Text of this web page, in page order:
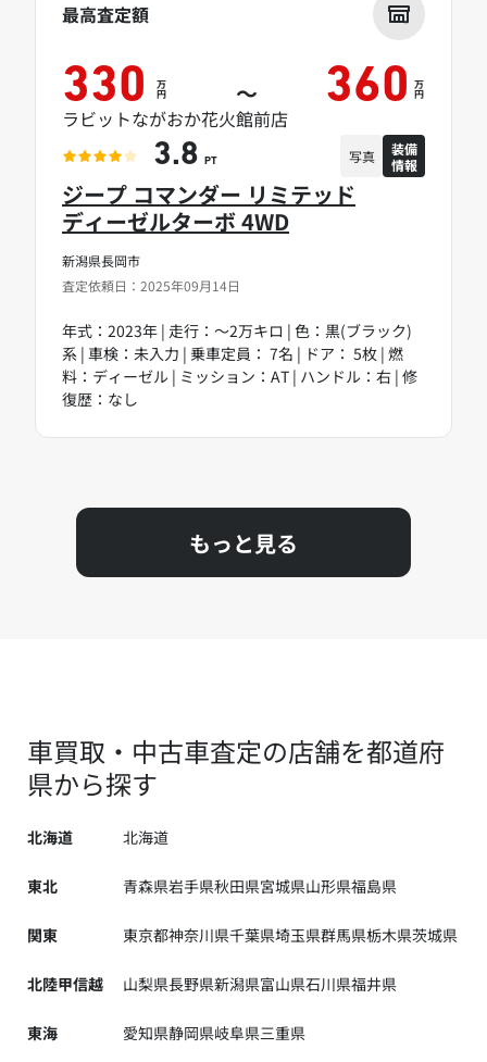
新潟県長岡市
査定依頼日：2025年09月14日
ジープ コマンダー リミテッド
ディーゼルターボ 4WD
年式：2023年 | 走行：～2万キロ | 色：黒(ブラック)
系 | 車検：未入力 | 乗車定員： 7名 | ドア： 5枚 | 燃
料：ディーゼル | ミッション：AT | ハンドル：右 | 修
復歴：なし
最高査定額
330 万
円 ～ 360 万
円
ラビットながおか花火館前店
3.8 PT 写真
装備
情報
もっと見る
車買取・中古車査定の店舗を都道府
県から探す
北海道 北海道
東北 青森県岩手県秋田県宮城県山形県福島県
関東 東京都神奈川県千葉県埼玉県群馬県栃木県茨城県
北陸甲信越 山梨県長野県新潟県富山県石川県福井県
東海 愛知県静岡県岐阜県三重県